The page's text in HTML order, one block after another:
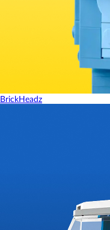
BrickHeadz